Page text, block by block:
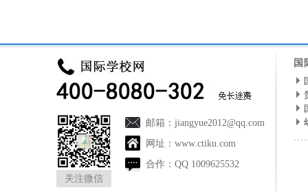
关注微信
邮箱： jiangyue2012@qq.com
网址： www.ctiku.com
合作： QQ 1009625532
国